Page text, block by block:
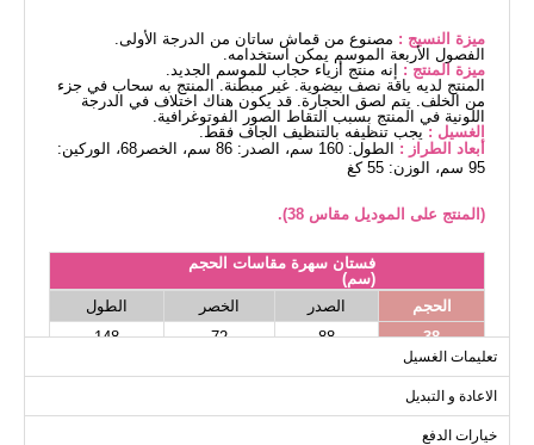
ميزة النسيج : مصنوع من قماش ساتان من الدرجة الأولى.
الفصول الأربعة الموسم يمكن استخدامه.
ميزة المنتج : إنه منتج أزياء حجاب للموسم الجديد.
المنتج لديه ياقة نصف بيضوية. غير مبطنة. المنتج به سحاب في جزء
من الخلف. يتم لصق الحجارة. قد يكون هناك اختلاف في الدرجة
اللونية في المنتج بسبب التقاط الصور الفوتوغرافية.
الغسيل : يجب تنظيفه بالتنظيف الجاف فقط.
أبعاد الطراز :
الطول: 160 سم، الصدر: 86 سم، الخصر68، الوركين:
95 سم، الوزن: 55 كغ
(المنتج على الموديل مقاس 38).
فستان سهرة مقاسات الحجم
(سم)
الحجم
الصدر الخصر
الطول
38
88
72
148
42
44
تعليمات الغسيل
الاعادة و التبديل
خيارات الدفع